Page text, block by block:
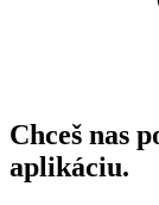
Chceš nas
aplikáciu.